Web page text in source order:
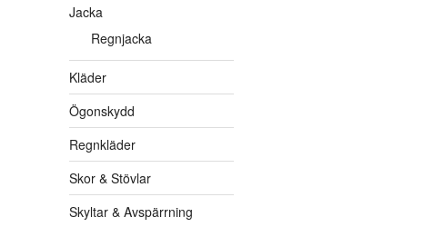
Jacka
Regnjacka
Kläder
Ögonskydd
Regnkläder
Skor & Stövlar
Skyltar & Avspärrning